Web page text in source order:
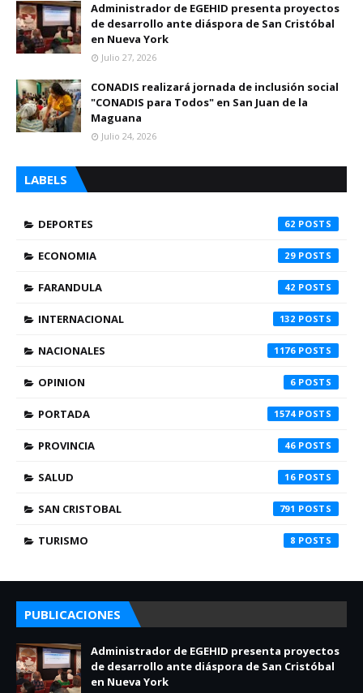
Administrador de EGEHID presenta proyectos
de desarrollo ante diáspora de San Cristóbal
en Nueva York
Julio 27, 2026
CONADIS realizará jornada de inclusión social
"CONADIS para Todos" en San Juan de la
Maguana
Julio 24, 2026
LABELS
DEPORTES 62
ECONOMIA 29
FARANDULA 42
INTERNACIONAL 132
NACIONALES 1176
OPINION 6
PORTADA 1574
PROVINCIA 46
SALUD 16
SAN CRISTOBAL 791
TURISMO 8
PUBLICACIONES
Administrador de EGEHID presenta proyectos
de desarrollo ante diáspora de San Cristóbal
en Nueva York